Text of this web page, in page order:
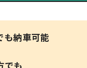
も納車可能
でも